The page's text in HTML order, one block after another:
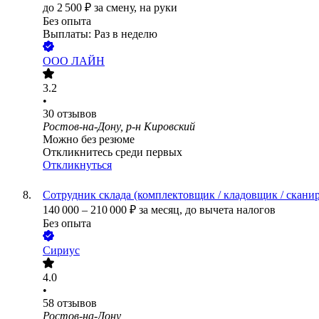
до 2 500 ₽ за смену, на руки
Без опыта
Выплаты: Раз в неделю
ООО ЛАЙН
3.2
•
30 отзывов
Ростов-на-Дону, р-н Кировский
Можно без резюме
Откликнитесь среди первых
Откликнуться
Сотрудник склада (комплектовщик / кладовщик /
140 000 – 210 000 ₽ за месяц, до вычета налогов
Без опыта
Сириус
4.0
•
58 отзывов
Ростов-на-Дону